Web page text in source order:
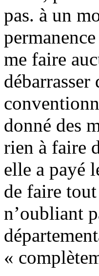
pas. à un
me faire
donné des
rien à faire
elle a payé
de faire
n’oubliant
«